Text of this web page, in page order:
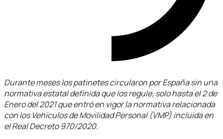
Durante meses los patinetes circularon por España sin una
normativa estatal definida que los regule, solo hasta el 2 de
Enero del 2021 que entró en vigor la normativa relacionada
con los Vehículos de Movilidad Personal (VMP) incluida en
el Real Decreto 970/2020.